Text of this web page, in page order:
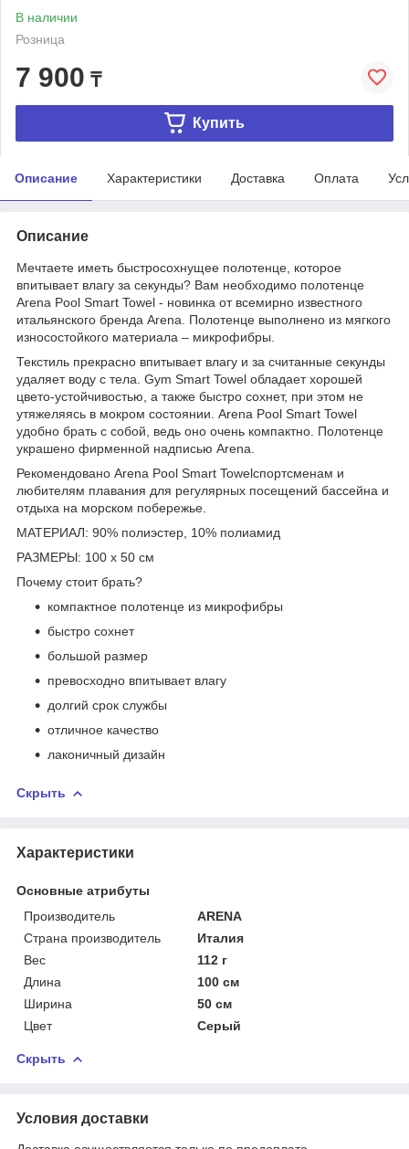
В наличии
Розница
7 900 ₸
Купить
Описание Характеристики Доставка Оплата
Описание
Мечтаете иметь быстросохнущее полотенце, которое
впитывает влагу за секунды? Вам необходимо полотенце
Arena Pool Smart Towel - новинка от всемирно известного
итальянского бренда Arena. Полотенце выполнено из мягкого
износостойкого материала – микрофибры.
Текстиль прекрасно впитывает влагу и за считанные секунды
удаляет воду с тела. Gym Smart Towel обладает хорошей
цвето-устойчивостью, а также быстро сохнет, при этом не
утяжеляясь в мокром состоянии. Arena Pool Smart Towel
удобно брать с собой, ведь оно очень компактно. Полотенце
украшено фирменной надписью Arena.
Рекомендовано Arena Pool Smart Towelспортсменам и
любителям плавания для регулярных посещений бассейна и
отдыха на морском побережье.
МАТЕРИАЛ: 90% полиэстер, 10% полиамид
РАЗМЕРЫ: 100 х 50 см
Почему стоит брать?
компактное полотенце из микрофибры
быстро сохнет
большой размер
превосходно впитывает влагу
долгий срок службы
отличное качество
лаконичный дизайн
Скрыть
Характеристики
Основные атрибуты
Производитель
ARENA
Страна производитель
Италия
Вес
112 г
Длина
100 см
Ширина
50 см
Цвет
Серый
Скрыть
Условия доставки